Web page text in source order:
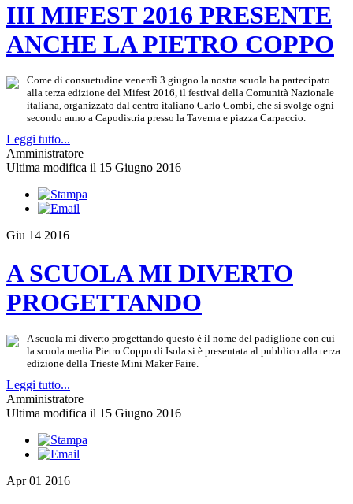
III MIFEST 2016 PRESENTE
ANCHE LA PIETRO COPPO
Come di consuetudine venerdì 3 giugno la nostra scuola ha partecipato
alla terza edizione del Mifest 2016, il festival della Comunità Nazionale
italiana, organizzato dal centro italiano Carlo Combi, che si svolge ogni
secondo anno a Capodistria presso la Taverna e piazza Carpaccio.
Leggi tutto...
Amministratore
Ultima modifica il 15 Giugno 2016
Giu 14 2016
A SCUOLA MI DIVERTO
PROGETTANDO
A scuola mi diverto progettando questo è il nome del padiglione con cui
la scuola media Pietro Coppo di Isola si è presentata al pubblico alla terza
edizione della Trieste Mini Maker Faire.
Leggi tutto...
Amministratore
Ultima modifica il 15 Giugno 2016
Apr 01 2016